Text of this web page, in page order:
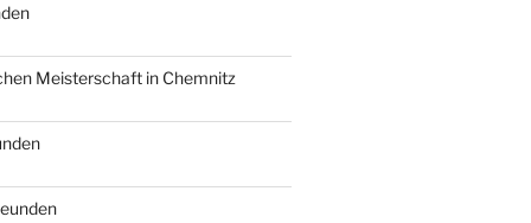
Meisterschaft in Chemnitz